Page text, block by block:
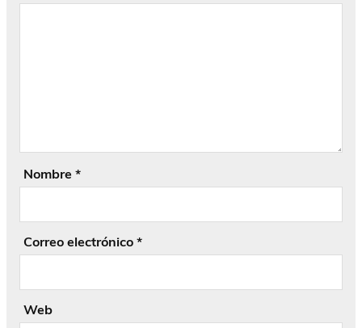
Nombre *
Correo electrónico *
Web